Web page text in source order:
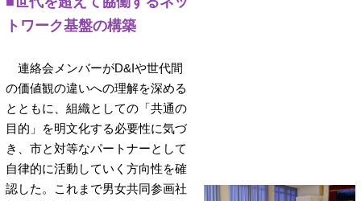
トワーク基盤の構築
連絡会メンバーがD&Iや世代間
の価値観の違いへの理解を深める
とともに、組織としての「共通の
目的」を明文化する必要性に気づ
き、市と対等なパートナーとして
自律的に活動していく方向性を確
認した。これまで男女共同参画社